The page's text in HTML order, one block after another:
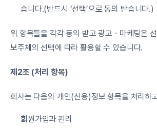
습니다.(반드시 ‘선택’으로 동의 받습니다.)
위 항목들을 각각 동의 받고 광고ㆍ마케팅은
보주체의 선택에 따라 활용할 수 있습니다.
제2조 (처리 항목)
회사는 다음의 개인(신용)정보 항목을 처리하
회원가입과 관리